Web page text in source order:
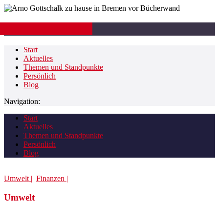
Start
Aktuelles
Themen und Standpunkte
Persönlich
Blog
Navigation:
Start
Aktuelles
Themen und Standpunkte
Persönlich
Blog
Umwelt | Finanzen |
Umwelt